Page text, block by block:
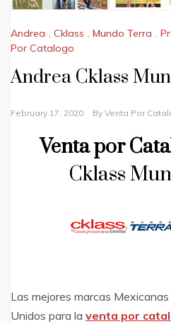
Andrea , Cklass , Mundo Terra ,
Por Catalogo
Andrea Cklass
February 17, 2020 By Venta Por
Venta por
Cklass
Las mejores marcas
Unidos para la venta por